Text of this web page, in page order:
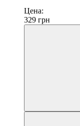
Цена:
329 грн